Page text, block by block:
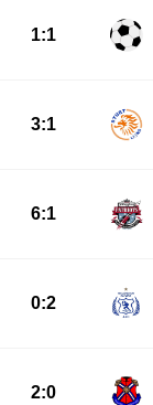
1:1
3:1
6:1
0:2
2:0